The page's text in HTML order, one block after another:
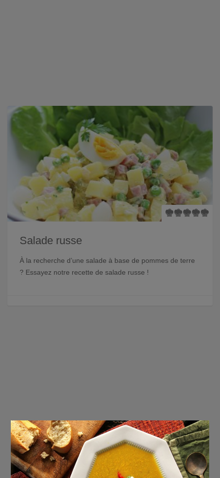
Salade russe
À la recherche d’une salade à base de pommes de terre
? Essayez notre recette de salade russe !
×